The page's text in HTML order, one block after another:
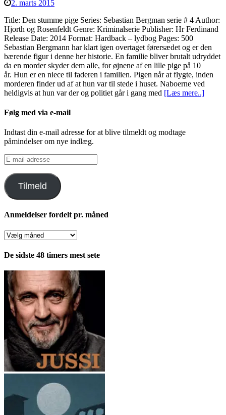
2. marts 2015
Title: Den stumme pige Series: Sebastian Bergman serie # 4 Author:
Hjorth og Rosenfeldt Genre: Kriminalserie Publisher: Hr Ferdinand
Release Date: 2014 Format: Hardback – lydbog Pages: 500
Sebastian Bergmann har klart igen overtaget førersædet og er den
bærende figur i denne her historie. En familie bliver brutalt udryddet
da en morder skyder dem alle, for øjnene af en lille pige på 10
år. Hun er en niece til faderen i familien. Pigen når at flygte, inden
morderen finder ud af at hun var til stede i huset. Naboerne ved
heldigvis at hun var der og politiet går i gang med [Læs mere..]
Følg med via e-mail
Indtast din e-mail adresse for at blive tilmeldt og modtage
påmindelser om nye indlæg.
E-
mail-
adresse
Tilmeld
Anmeldelser fordelt pr. måned
Anmeldelser
pr.
De sidste 48 timers mest sete